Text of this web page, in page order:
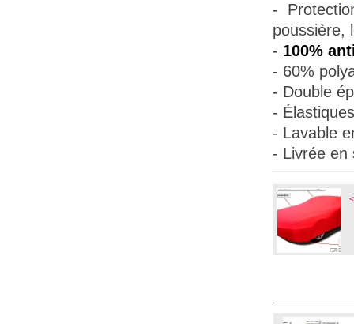
-
poussière,
- 100%
- 60%
- Double
-
- Lavable
- Livrée en